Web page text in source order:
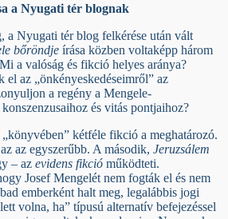
a Nyugati tér blognak
a Nyugati tér blog felkérése után vált
bőröndje írása közben voltaképp három
a valóság és fikció helyes aránya?
az „önkényeskedéseimről” az
a regény a Mengele-
és vitás pontjaihoz?
kétféle fikció a meghatározó.
az egyszerűbb. A második, Jeruzsálem
– az evidens fikció működteti.
Josef Mengelét nem fogták el és nem
emberként halt meg, legalábbis jogi
volna, ha” típusú alternatív befejezéssel